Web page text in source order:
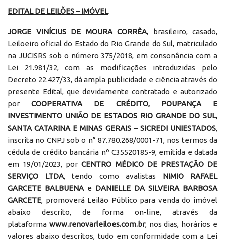
EDITAL DE LEILÕES – IMÓVEL
JORGE VINÍCIUS DE MOURA CORRÊA, brasileiro, casado,
Leiloeiro oficial do Estado do Rio Grande do Sul, matriculado
na JUCISRS sob o número 375/2018, em consonância com a
Lei 21.981/32, com as modificações introduzidas pelo
Decreto 22.427/33, dá ampla publicidade e ciência através do
presente Edital, que devidamente contratado e autorizado
porCOOPERATIVA DE CRÉDITO, POUPANÇA E
INVESTIMENTO UNIÃO DE ESTADOS RIO GRANDE DO SUL,
SANTA CATARINA E MINAS GERAIS – SICREDI UNIESTADOS,
inscrita no CNPJ sob o n° 87.780.268/0001-71, nos termos da
cédula de crédito bancária nº C35520185-9, emitida e datada
em 19/01/2023, por CENTRO MÉDICO DE PRESTAÇÃO DE
SERVIÇO LTDA, tendo como avalistas NIMIO RAFAEL
GARCETE BALBUENA e DANIELLE DA SILVEIRA BARBOSA
GARCETE, promoverá Leilão Público para venda do imóvel
abaixo descrito, de forma on-line, através da
plataforma www.renovarleiloes.com.br, nos dias, horários e
valores abaixo descritos, tudo em conformidade com a Lei